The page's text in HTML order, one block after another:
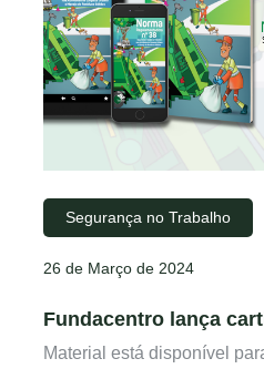
Segurança no Trabalho
26 de Março de 2024
Fundacentro lança
Material está disponível